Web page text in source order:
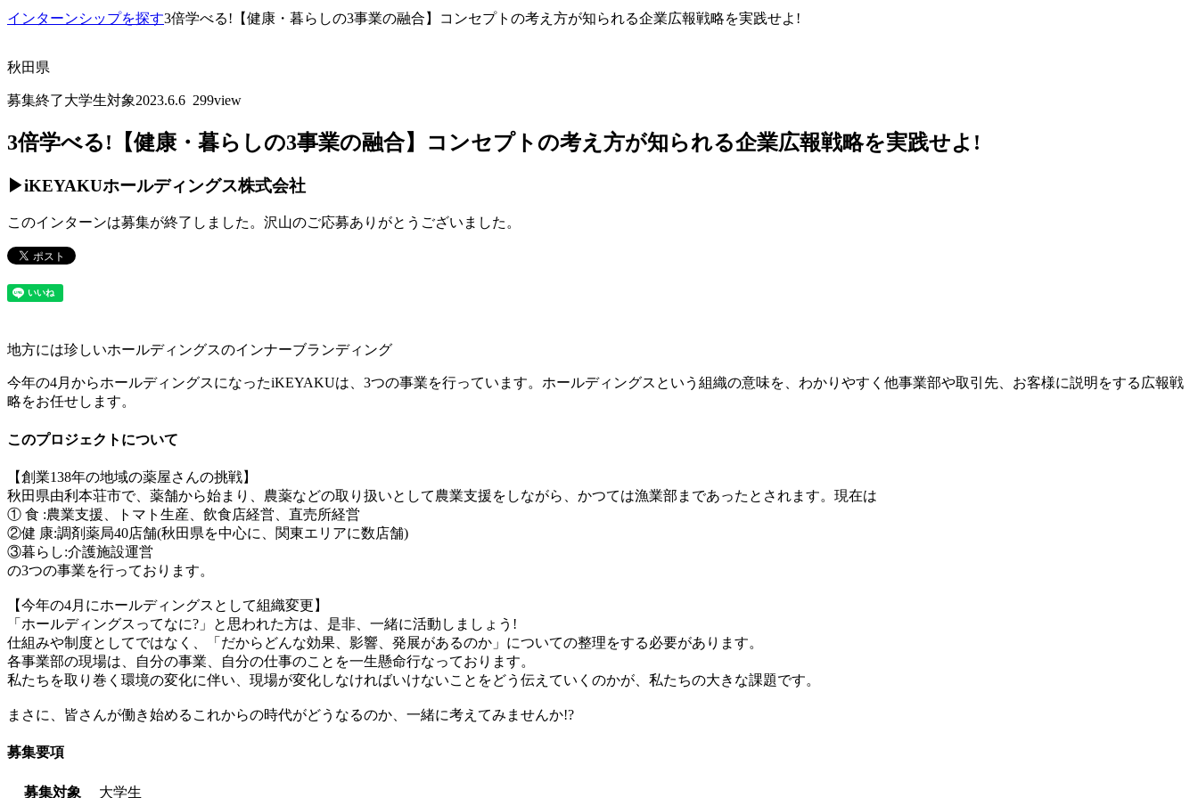
インターンシップを探す3倍学べる!【健康・暮らしの3事業の融合】コンセプトの考え方が知られる企業広報戦略を実践せよ!
秋田県
募集終了大学生対象2023.6.6 299view
3倍学べる!【健康・暮らしの3事業の融合】コンセプトの考え方が知られる企業広報戦略を実践せよ!
▶iKEYAKUホールディングス株式会社
このインターンは募集が終了しました。沢山のご応募ありがとうございました。
地方には珍しいホールディングスのインナーブランディング
今年の4月からホールディングスになったiKEYAKUは、3つの事業を行っています。ホールディングスという組織の意味を、わかりやすく他事業部や取引先、お客様に説明をする広報戦
略をお任せします。
このプロジェクトについて
【創業138年の地域の薬屋さんの挑戦】
秋田県由利本荘市で、薬舗から始まり、農薬などの取り扱いとして農業支援をしながら、かつては漁業部まであったとされます。現在は
① 食 :農業支援、トマト生産、飲食店経営、直売所経営
②健 康:調剤薬局40店舗(秋田県を中心に、関東エリアに数店舗)
③暮らし:介護施設運営
の3つの事業を行っております。
【今年の4月にホールディングスとして組織変更】
「ホールディングスってなに?」と思われた方は、是非、一緒に活動しましょう!
仕組みや制度としてではなく、「だからどんな効果、影響、発展があるのか」についての整理をする必要があります。
各事業部の現場は、自分の事業、自分の仕事のことを一生懸命行なっております。
私たちを取り巻く環境の変化に伴い、現場が変化しなければいけないことをどう伝えていくのかが、私たちの大きな課題です。
まさに、皆さんが働き始めるこれからの時代がどうなるのか、一緒に考えてみませんか!?
募集要項
募集対象 大学生